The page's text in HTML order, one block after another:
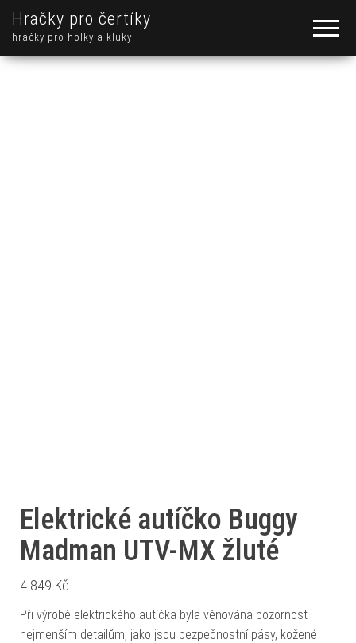
Hračky pro čertíky
hračky pro holky a kluky
Elektrické autíčko Buggy
Madman UTV-MX žluté
4 849 Kč
Při výrobě elektrického autíčka byla věnována pozornost
nejmenším detailům, jako jsou bezpečnostní pásy, kožené